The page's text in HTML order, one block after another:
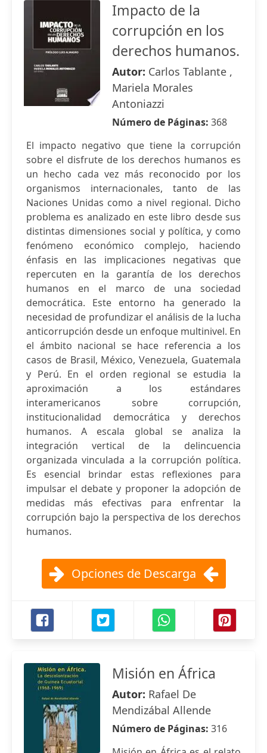
Impacto de la
corrupción en los
derechos humanos.
Autor: Carlos Tablante ,
Mariela Morales
Antoniazzi
Número de Páginas: 368
El impacto negativo que tiene la corrupción
sobre el disfrute de los derechos humanos es
un hecho cada vez más reconocido por los
organismos internacionales, tanto de las
Naciones Unidas como a nivel regional. Dicho
problema es analizado en este libro desde sus
distintas dimensiones social y política, y como
fenómeno económico complejo, haciendo
énfasis en las implicaciones negativas que
repercuten en la garantía de los derechos
humanos en el marco de una sociedad
democrática. Este entorno ha generado la
necesidad de profundizar el análisis de la lucha
anticorrupción desde un enfoque multinivel. En
el ámbito nacional se hace referencia a los
casos de Brasil, México, Venezuela, Guatemala
y Perú. En el orden regional se estudia la
aproximación a los estándares
interamericanos sobre corrupción,
institucionalidad democrática y derechos
humanos. A escala global se analiza la
integración vertical de la delincuencia
organizada vinculada a la corrupción política.
Es esencial brindar estas reflexiones para
impulsar el debate y proponer la adopción de
medidas más efectivas para enfrentar la
corrupción bajo la perspectiva de los derechos
humanos.
Opciones de Descarga
Misión en África
Autor: Rafael De
Mendizábal Allende
Número de Páginas: 316